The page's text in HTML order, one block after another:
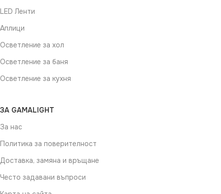
LED Ленти
Аплици
Осветление за хол
Осветление за баня
Осветление за кухня
ЗА GAMALIGHT
За нас
Политика за поверителност
Доставка, замяна и връщане
Често задавани въпроси